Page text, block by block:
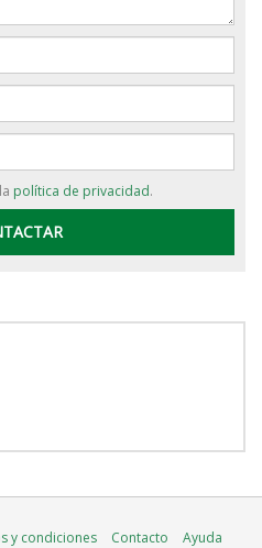
política de privacidad.
y condiciones Contacto
Ayuda